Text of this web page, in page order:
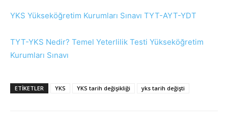
YKS Yükseköğretim Kurumları Sınavı TYT-AYT-YDT
TYT-YKS Nedir? Temel Yeterlilik Testi Yükseköğretim
Kurumları Sınavı
ETIKETLER YKS YKS tarih değişikliği yks tarih değişti